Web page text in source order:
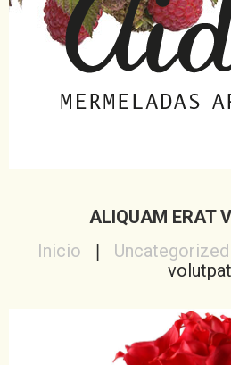
ALIQUAM ERAT
Inicio
Uncategorized
volutpat